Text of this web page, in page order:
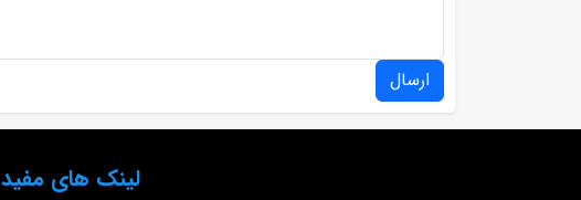
ارسال
لینک های مفید